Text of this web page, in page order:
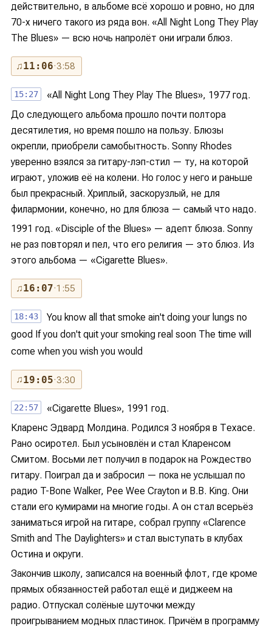
действительно, в альбоме всё хорошо и ровно, но для
70-х ничего такого из ряда вон. «All Night Long They Play
The Blues» — всю ночь напролёт они играли блюз.
♫11:06· 3:58
15:27
«All Night Long They Play The Blues», 1977 год.
До следующего альбома прошло почти полтора
десятилетия, но время пошло на пользу. Блюзы
окрепли, приобрели самобытность. Sonny Rhodes
уверенно взялся за гитару-лэп-стил — ту, на которой
играют, уложив её на колени. Но голос у него и раньше
был прекрасный. Хриплый, заскорузлый, не для
филармонии, конечно, но для блюза — самый что надо.
1991 год. «Disciple of the Blues» — адепт блюза. Sonny
не раз повторял и пел, что его религия — это блюз. Из
этого альбома — «Cigarette Blues».
♫16:07· 1:55
18:43
You know all that smoke ain't doing your lungs no
good If you don't quit your smoking real soon The time will
come when you wish you would
♫19:05· 3:30
22:57
«Cigarette Blues», 1991 год.
Кларенс Эдвард Молдина. Родился 3 ноября в Техасе.
Рано осиротел. Был усыновлён и стал Кларенсом
Смитом. Восьми лет получил в подарок на Рождество
гитару. Поиграл да и забросил — пока не услышал по
радио T-Bone Walker, Pee Wee Crayton и B.B. King. Они
стали его кумирами на многие годы. А он стал всерьёз
заниматься игрой на гитаре, собрал группу «Clarence
Smith and The Daylighters» и стал выступать в клубах
Остина и округи.
Закончив школу, записался на военный флот, где кроме
прямых обязанностей работал ещё и диджеем на
радио. Отпускал солёные шуточки между
проигрыванием модных пластинок. Причём в программу